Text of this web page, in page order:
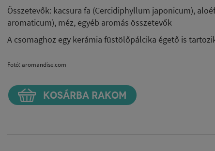
Összetevők: kacsura fa (Cercidiphyllum japonicum),
aromaticum), méz, egyéb aromás összetevők
A csomaghoz egy kerámia füstölőpálcika égető is
Fotó: aromandise.com
KOSÁRBA RAKOM